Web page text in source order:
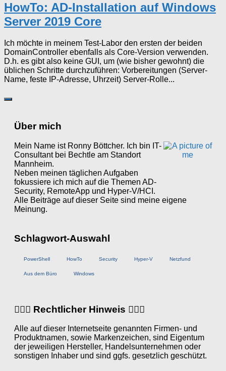
HowTo: AD-Installation auf Windows
Server 2019 Core
Ich möchte in meinem Test-Labor den ersten der beiden
DomainController ebenfalls als Core-Version verwenden.
D.h. es gibt also keine GUI, um (wie bisher gewohnt) die
üblichen Schritte durchzuführen: Vorbereitungen (Server-
Name, feste IP-Adresse, Uhrzeit) Server-Rolle...
Über mich
Mein Name ist Ronny Böttcher. Ich bin IT-
Consultant bei Bechtle am Standort
Mannheim.
Neben meinen täglichen Aufgaben
fokussiere ich mich auf die Themen AD-
Security, RemoteApp und Hyper-V/HCI.
Alle Beiträge auf dieser Seite sind meine eigene
Meinung.
Schlagwort-Auswahl
PowerShell HowTo Security Hyper-V Netzfund
Aus dem Büro Windows
👨🏼‍⚖️ Rechtlicher Hinweis 👩🏼‍⚖️
Alle auf dieser Internetseite genannten Firmen- und
Produktnamen, sowie Markenzeichen, sind Eigentum
der jeweiligen Hersteller, Handelsunternehmen oder
sonstigen Inhaber und sind ggfs. gesetzlich geschützt.